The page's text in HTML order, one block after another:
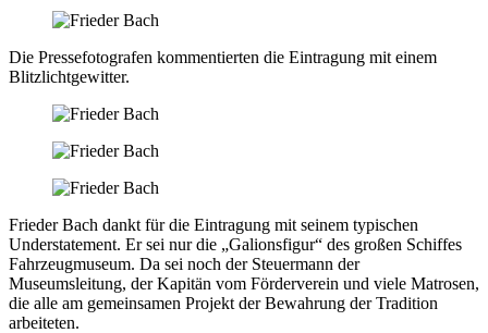
Die Pressefotografen kommentierten die Eintragung mit einem
Blitzlichtgewitter.
Frieder Bach dankt für die Eintragung mit seinem typischen
Understatement. Er sei nur die „Galionsfigur“ des großen Schiffes
Fahrzeugmuseum. Da sei noch der Steuermann der
Museumsleitung, der Kapitän vom Förderverein und viele Matrosen,
die alle am gemeinsamen Projekt der Bewahrung der Tradition
arbeiteten.